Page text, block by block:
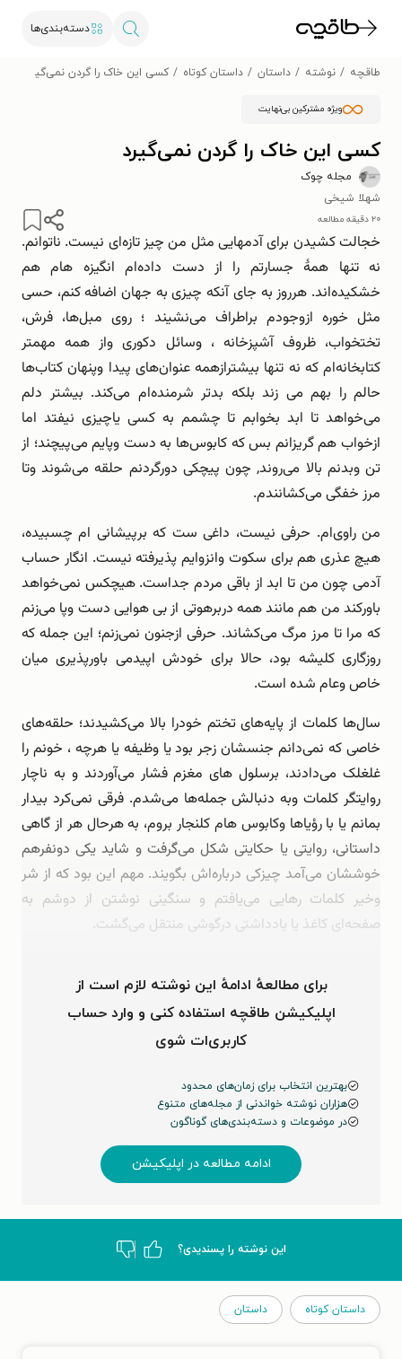
دسته‌بندی‌ها
طاقچه نوشته داستان داستان کوتاه کسی این خاک را گردن نمی‌گیرد
ویژه مشترکین بی‌نهایت
کسی این خاک را گردن نمی‌گیرد
مجله چوک
شهلا شیخی
۲۰ دقیقه مطالعه
خجالت کشیدن برای آدمهایی مثل من چیز تازه‌ای نیست. ناتوانم.
نه تنها همۀ جسارتم را از دست داده‌ام انگیزه هام هم
خشکیده‌اند. هرروز به جای آنکه چیزی به جهان اضافه کنم، حسی
مثل خوره ازوجودم براطراف می‌نشیند ؛ روی مبل‌ها، فرش،
تختخواب، ظروف آشپزخانه ، وسائل دکوری واز همه مهمتر
کتابخانه‌ام که نه تنها بیشترازهمه عنوان‌های پیدا وپنهان کتاب‌ها
حالم را بهم می زند بلکه بدتر شرمنده‌ام می‌کند. بیشتر دلم
می‌خواهد تا ابد بخوابم تا چشمم به کسی یاچیزی نیفتد اما
ازخواب هم گریزانم بس که کابوس‌ها به دست وپایم می‌پیچند؛ از
تن وبدنم بالا می‌روند, چون پیچکی دورگردنم حلقه می‌شوند وتا
مرز خفگی می‌کشانندم.
من راوی‌ام. حرفی نیست، داغی ست که برپیشانی ام چسبیده،
هیچ عذری هم برای سکوت وانزوایم پذیرفته نیست. انگار حساب
آدمی چون من تا ابد از باقی مردم جداست. هیچکس نمی‌خواهد
باورکند من هم مانند همه دربرهوتی از بی هوایی دست وپا می‌زنم
که مرا تا مرز مرگ می‌کشاند. حرفی ازجنون نمی‌زنم؛ این جمله که
روزگاری کلیشه بود، حالا برای خودش اپیدمی باورپذیری میان
خاص وعام شده است.
سال‌ها کلمات از پایه‌های تختم خودرا بالا می‌کشیدند؛ حلقه‌های
خاصی که نمی‌دانم جنسشان زجر بود یا وظیفه یا هرچه ، خونم را
غلغلک می‌دادند، برسلول های مغزم فشار می‌آوردند و به ناچار
روایتگر کلمات وبه دنبالش جمله‌ها می‌شدم. فرقی نمی‌کرد بیدار
بمانم یا با رؤیاها وکابوس هام کلنجار بروم، به هرحال هر از گاهی
داستانی، روایتی یا حکایتی شکل می‌گرفت و شاید یکی دونفرهم
خوششان می‌آمد چیزکی درباره‌اش بگویند. مهم این بود که از شر
وخیر کلمات رهایی می‌یافتم و سنگینی نوشتن از دوشم به
صفحه‌ای کاغذ یا یادداشتی درگوشی منتقل می‌گشت.
برای مطالعهٔ ادامهٔ این نوشته لازم است از
اپلیکیشن طاقچه استفاده کنی و وارد حساب
کاربری‌ات شوی
بهترین انتخاب برای زمان‌های محدود
هزاران نوشته خواندنی از مجله‌های متنوع
در موضوعات و دسته‌بندی‌های گوناگون
ادامه مطالعه در اپلیکیشن
این نوشته‌ را پسندیدی؟
داستان کوتاه داستان